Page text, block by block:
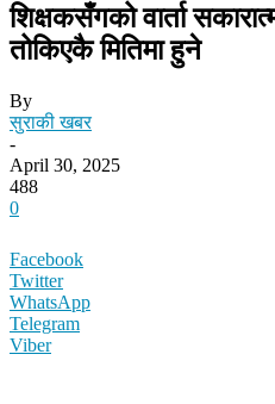
शिक्षकसँगको वार्ता
तोकिएकै मितिमा हुने
By
सुराकी खबर
-
April 30, 2025
488
0
Facebook
Twitter
WhatsApp
Telegram
Viber